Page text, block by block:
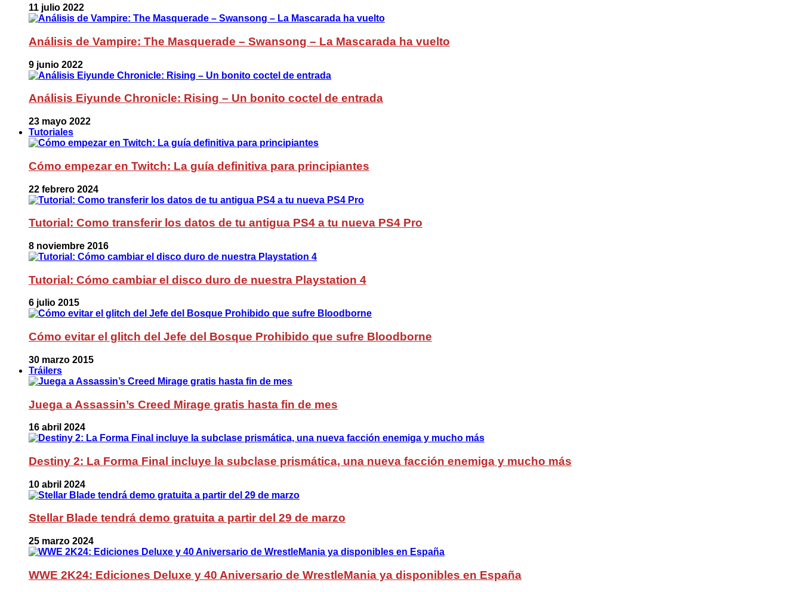
11 julio 2022
Análisis de Vampire: The Masquerade – Swansong – La Mascarada ha vuelto
9 junio 2022
Análisis Eiyunde Chronicle: Rising – Un bonito coctel de entrada
23 mayo 2022
Tutoriales
Cómo empezar en Twitch: La guía definitiva para principiantes
22 febrero 2024
Tutorial: Como transferir los datos de tu antigua PS4 a tu nueva PS4 Pro
8 noviembre 2016
Tutorial: Cómo cambiar el disco duro de nuestra Playstation 4
6 julio 2015
Cómo evitar el glitch del Jefe del Bosque Prohibido que sufre Bloodborne
30 marzo 2015
Tráilers
Juega a Assassin’s Creed Mirage gratis hasta fin de mes
16 abril 2024
Destiny 2: La Forma Final incluye la subclase prismática, una nueva facción enemiga y mucho más
10 abril 2024
Stellar Blade tendrá demo gratuita a partir del 29 de marzo
25 marzo 2024
WWE 2K24: Ediciones Deluxe y 40 Aniversario de WrestleMania ya disponibles en España